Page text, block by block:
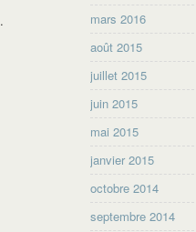
.
mars 2016
août 2015
juillet 2015
juin 2015
mai 2015
janvier 2015
octobre 2014
septembre 2014